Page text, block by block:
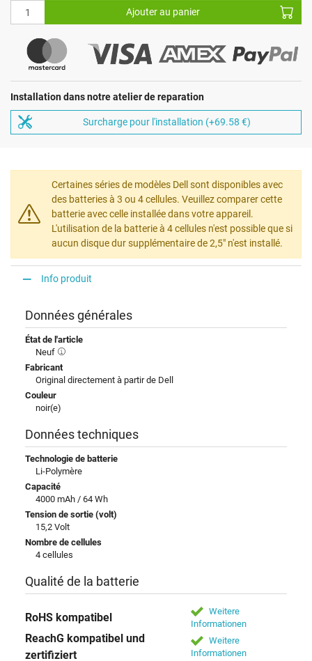
Ajouter au panier
Installation dans notre atelier de reparation
Surcharge pour l'installation (+69.58 €)
Certaines séries de modèles Dell sont disponibles avec
des batteries à 3 ou 4 cellules. Veuillez comparer cette
batterie avec celle installée dans votre appareil.
L'utilisation de la batterie à 4 cellules n'est possible que si
aucun disque dur supplémentaire de 2,5" n'est installé.
Info produit
Données générales
État de l'article
Neuf
Fabricant
Original directement à partir de Dell
Couleur
noir(e)
Données techniques
Technologie de batterie
Li-Polymère
Capacité
4000 mAh / 64 Wh
Tension de sortie (volt)
15,2 Volt
Nombre de cellules
4 cellules
Qualité de la batterie
RoHS kompatibel
Weitere
Informationen
ReachG kompatibel und
zertifiziert
Weitere
Informationen